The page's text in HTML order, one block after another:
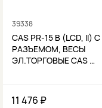
39338
CAS PR-15 B (LCD, II)
РАЗЪЕМОМ, ВЕСЫ
ЭЛ.ТОРГОВЫЕ CAS …
11 476 ₽